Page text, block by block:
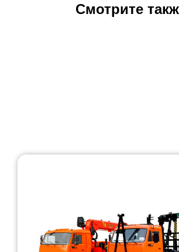
Смотрите